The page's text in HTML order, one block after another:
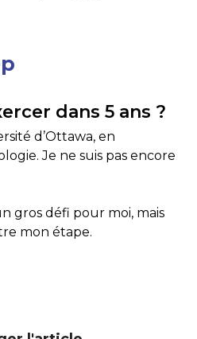
dans 5 ans ?
d’Ottawa, en
Je ne suis pas encore
gros défi pour moi, mais
mon étape.